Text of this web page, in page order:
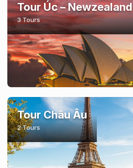
Tour Úc – Newzealand
3 Tours
Tour Châu Âu
2 Tours